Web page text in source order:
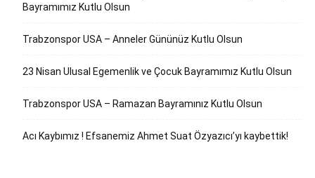
Bayramımız Kutlu Olsun
Trabzonspor USA – Anneler Gününüz Kutlu Olsun
23 Nisan Ulusal Egemenlik ve Çocuk Bayramımız Kutlu Olsun
Trabzonspor USA – Ramazan Bayramınız Kutlu Olsun
Acı Kaybımız ! Efsanemiz Ahmet Suat Özyazıcı’yı kaybettik!